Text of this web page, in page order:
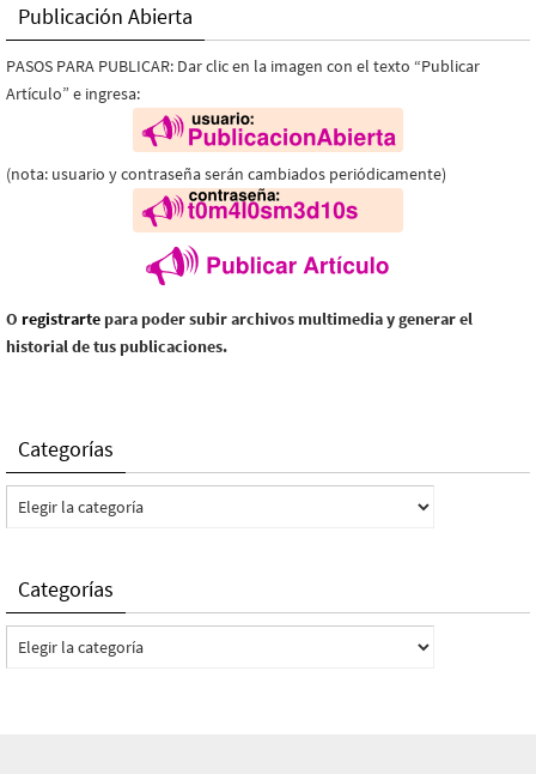
Publicación Abierta
PASOS PARA PUBLICAR: Dar clic en la imagen con el texto “Publicar
Artículo” e ingresa:
(nota: usuario y contraseña serán cambiados periódicamente)
O registrarte para poder subir archivos multimedia y generar el
historial de tus publicaciones.
Categorías
Categorías
Categorías
Categorías